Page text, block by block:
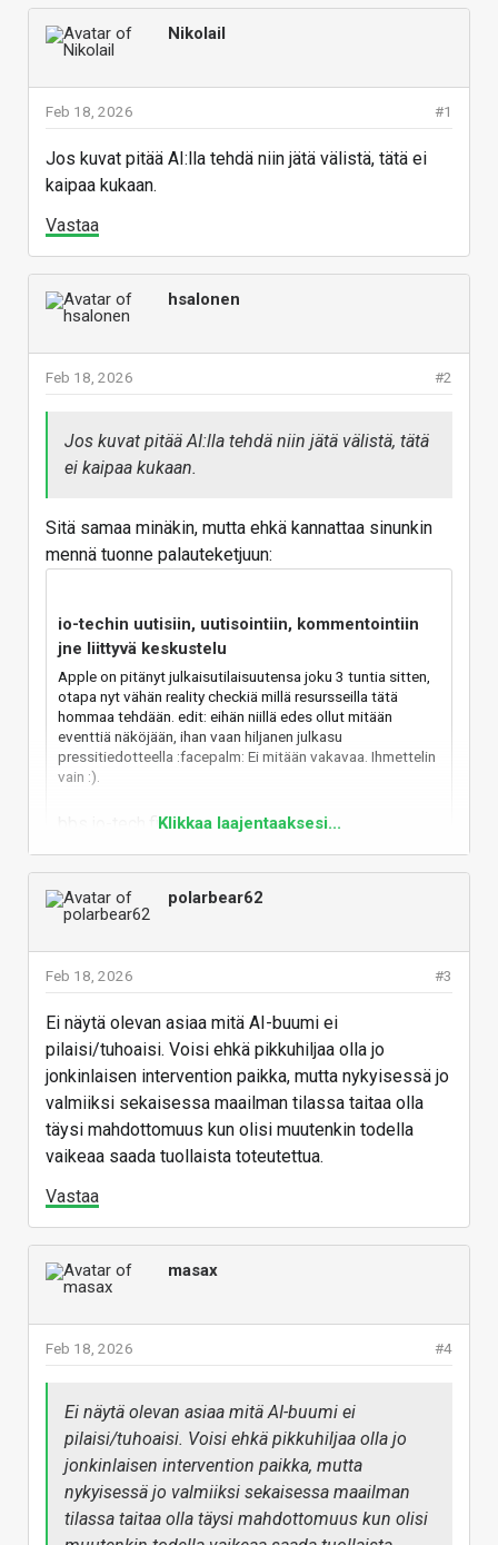
Nikolail
#1
Feb 18, 2026
Jos kuvat pitää AI:lla tehdä niin jätä välistä, tätä ei
kaipaa kukaan.
Vastaa
hsalonen
#2
Feb 18, 2026
Jos kuvat pitää AI:lla tehdä niin jätä välistä, tätä
ei kaipaa kukaan.
Sitä samaa minäkin, mutta ehkä kannattaa sinunkin
mennä tuonne palauteketjuun:
io-techin uutisiin, uutisointiin, kommentointiin
jne liittyvä keskustelu
Apple on pitänyt julkaisutilaisuutensa joku 3 tuntia sitten,
otapa nyt vähän reality checkiä millä resursseilla tätä
hommaa tehdään. edit: eihän niillä edes ollut mitään
eventtiä näköjään, ihan vaan hiljanen julkasu
pressitiedotteella :facepalm: Ei mitään vakavaa. Ihmettelin
vain :).
Vastaa
Klikkaa laajentaaksesi...
polarbear62
#3
Feb 18, 2026
Ei näytä olevan asiaa mitä AI-buumi ei
pilaisi/tuhoaisi. Voisi ehkä pikkuhiljaa olla jo
jonkinlaisen intervention paikka, mutta nykyisessä jo
valmiiksi sekaisessa maailman tilassa taitaa olla
täysi mahdottomuus kun olisi muutenkin todella
vaikeaa saada tuollaista toteutettua.
Vastaa
masax
#4
Feb 18, 2026
Ei näytä olevan asiaa mitä AI-buumi ei
pilaisi/tuhoaisi. Voisi ehkä pikkuhiljaa olla jo
jonkinlaisen intervention paikka, mutta
nykyisessä jo valmiiksi sekaisessa maailman
tilassa taitaa olla täysi mahdottomuus kun olisi